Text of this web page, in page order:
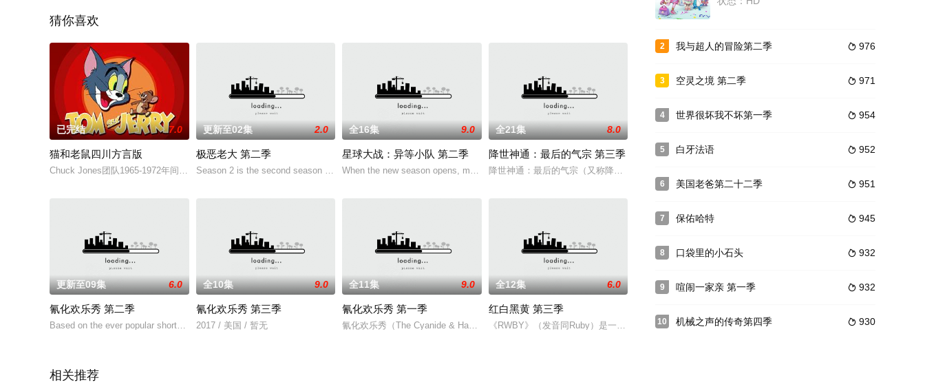
猜你喜欢
已完结 7.0
猫和老鼠四川方言版
Chuck Jones团队1965-1972年间基于Hanna–Barbera在1940-1957年制作的
更新至02集 2.0
极恶老大 第二季
Season 2 is the second season of Helluva Boss. On Nov
全16集 9.0
星球大战：异等小队 第二季
When the new season opens, months have passed since t
全21集 8.0
降世神通：最后的气宗 第三季
降世神通：最后的气宗（又称降世神通：安昂传说）是美国尼克频道和尼克网络播出的三季动画电视系列节目
更新至09集 6.0
氰化欢乐秀 第二季
Based on the ever popular shorts and comics comes the
全10集 9.0
氰化欢乐秀 第三季
2017 / 美国 / 暂无
全11集 9.0
氰化欢乐秀 第一季
氰化欢乐秀（The Cyanide & Happiness Show）是一部国外制作的搞笑同人动画
全12集 6.0
红白黑黄 第三季
《RWBY》（发音同Ruby）是一部在2013年7月首播的原创网络动画。R、W、B、Y 分别是英语红白黑黄
相关推荐
2  976
我与超人的冒险第二季
3  971
空灵之境 第二季
4  954
世界很坏我不坏第一季
5  952
白牙法语
6  951
美国老爸第二十二季
7  945
保佑哈特
8  932
口袋里的小石头
9  932
喧闹一家亲 第一季
10  930
机械之声的传奇第四季